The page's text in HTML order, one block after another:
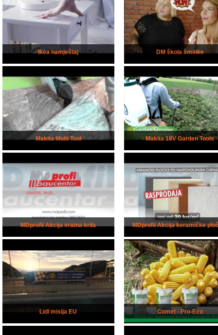
Ikea namještaj DM škola šminke
Makita Multi Tool Makita 18V Garden Tools
MDprofil Akcija vratna krila MDprofil Akcija keramičke
Lidl misija EU Comet - Pro-Eco